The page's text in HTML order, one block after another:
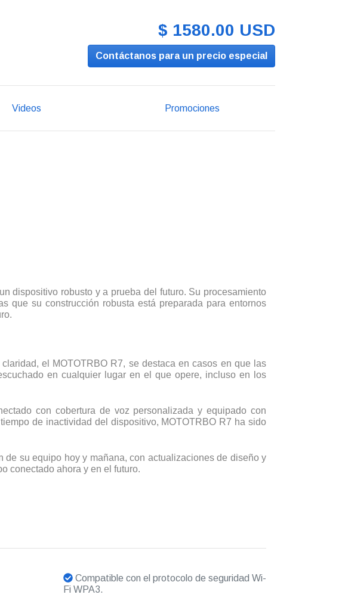
$ 1580.00 USD
Contáctanos para un precio especial
Videos Promociones
dispositivo robusto y a prueba del futuro. Su procesamiento
que su construcción robusta está preparada para entornos
el MOTOTRBO R7, se destaca en casos en que las
en cualquier lugar en el que opere, incluso en los
con cobertura de voz personalizada y equipado con
de inactividad del dispositivo, MOTOTRBO R7 ha sido
su equipo hoy y mañana, con actualizaciones de diseño y
conectado ahora y en el futuro.
Compatible con el protocolo de seguridad Wi-
Fi WPA3.